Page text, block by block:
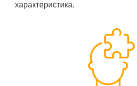
характеристика.